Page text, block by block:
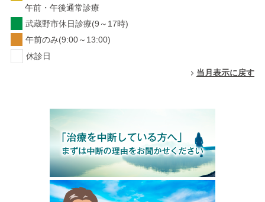
午前・午後通常診療
武蔵野市休日診療(9～17時)
午前のみ(9:00～13:00)
休診日
当月表示に戻す